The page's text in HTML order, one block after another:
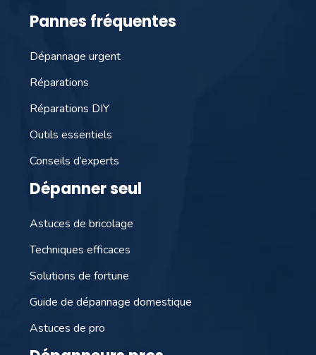
Pannes fréquentes
Dépannage urgent
Réparations
Réparations DIY
Outils essentiels
Conseils d’experts
Dépanner seul
Astuces de bricolage
Techniques efficaces
Solutions de fortune
Guide de dépannage domestique
Astuces de pro